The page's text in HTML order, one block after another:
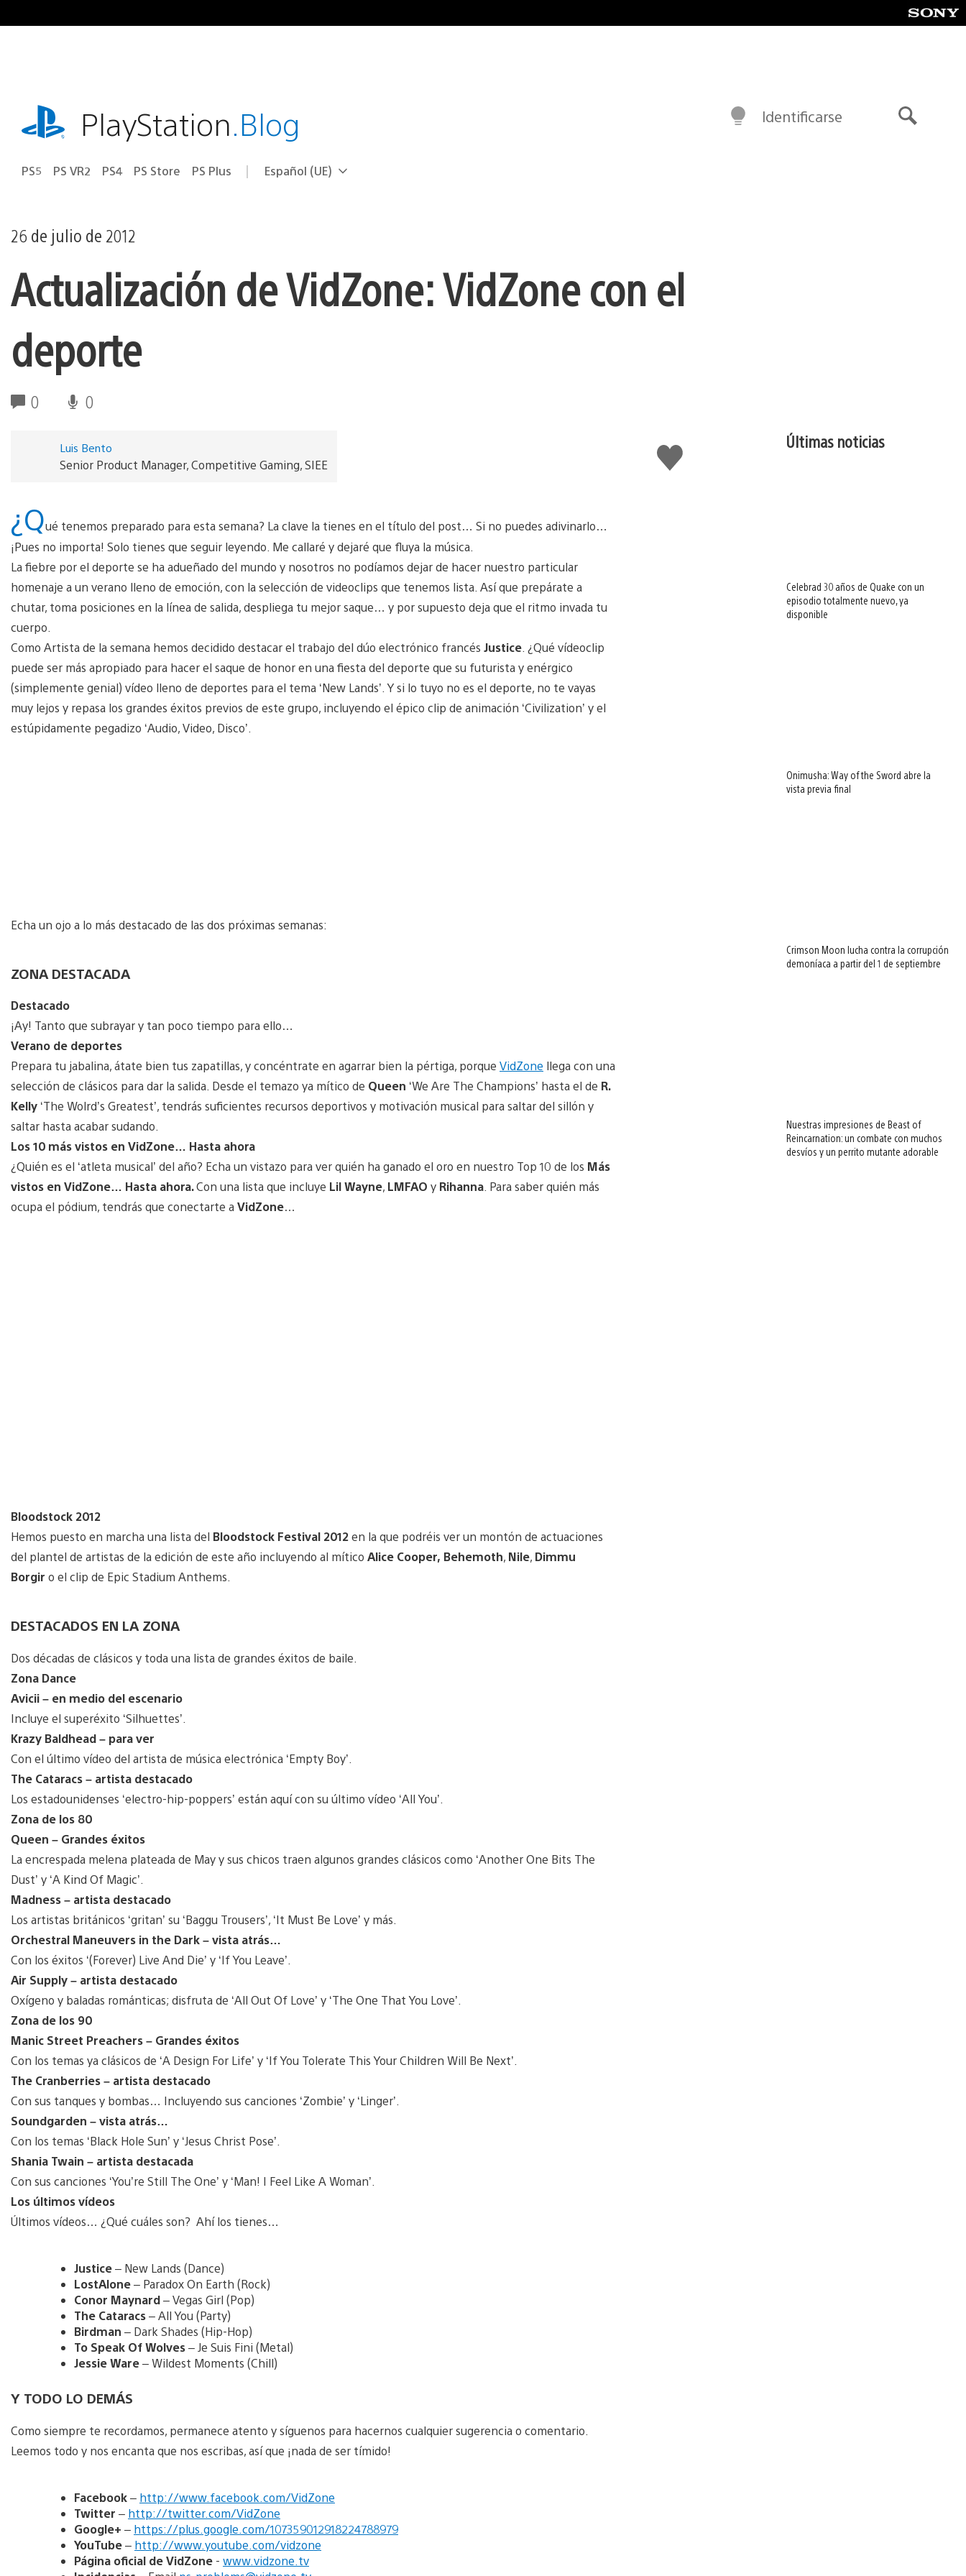
al
playstation.comPlayStation.Blog
PS5 PS VR2 PS4 PS Store PS Plus Selecciona
Región
Español (UE)
Identificarse
26 de julio de 2012
Actualización de VidZone: VidZone con el
deporte
0 0
Me
gusta
Luis Bento
Senior Product Manager, Competitive Gaming, SIEE
¿Qué tenemos preparado para esta semana? La clave la tienes en el título del post… Si no puedes adivinarlo…
¡Pues no importa! Solo tienes que seguir leyendo. Me callaré y dejaré que fluya la música.
La fiebre por el deporte se ha adueñado del mundo y nosotros no podíamos dejar de hacer nuestro particular
homenaje a un verano lleno de emoción, con la selección de videoclips que tenemos lista. Así que prepárate a
chutar, toma posiciones en la línea de salida, despliega tu mejor saque… y por supuesto deja que el ritmo invada tu
cuerpo.
Como Artista de la semana hemos decidido destacar el trabajo del dúo electrónico francés Justice . ¿Qué vídeoclip
puede ser más apropiado para hacer el saque de honor en una fiesta del deporte que su futurista y enérgico
(simplemente genial) vídeo lleno de deportes para el tema ‘New Lands’. Y si lo tuyo no es el deporte, no te vayas
muy lejos y repasa los grandes éxitos previos de este grupo, incluyendo el épico clip de animación ‘Civilization’ y el
estúpidamente pegadizo ‘Audio, Video, Disco’.
Echa un ojo a lo más destacado de las dos próximas semanas:
ZONA DESTACADA
Destacado
¡Ay! Tanto que subrayar y tan poco tiempo para ello…
Verano de deportes
Prepara tu jabalina, átate bien tus zapatillas, y concéntrate en agarrar bien la pértiga, porque VidZone llega con una
selección de clásicos para dar la salida. Desde el temazo ya mítico de Queen ‘We Are The Champions’ hasta el de R.
Kelly ‘The Wolrd’s Greatest’, tendrás suficientes recursos deportivos y motivación musical para saltar del sillón y
saltar hasta acabar sudando.
Los 10 más vistos en VidZone… Hasta ahora
¿Quién es el ‘atleta musical’ del año? Echa un vistazo para ver quién ha ganado el oro en nuestro Top 10 de los Más
vistos en VidZone… Hasta ahora.Con una lista que incluye Lil Wayne, LMFAO y Rihanna. Para saber quién más
ocupa el pódium, tendrás que conectarte aVidZone…
Bloodstock 2012
Hemos puesto en marcha una lista del Bloodstock Festival 2012en la que podréis ver un montón de actuaciones
del plantel de artistas de la edición de este año incluyendo al mítico Alice Cooper, Behemoth, Nile, Dimmu
Borgir o el clip de Epic Stadium Anthems.
DESTACADOS EN LA ZONA
Dos décadas de clásicos y toda una lista de grandes éxitos de baile.
Zona Dance
Avicii – en medio del escenario
Incluye el superéxito ‘Silhuettes’.
Krazy Baldhead – para ver
Con el último vídeo del artista de música electrónica ‘Empty Boy’.
The Cataracs – artista destacado
Los estadounidenses ‘electro-hip-poppers’ están aquí con su último vídeo ‘All You’.
Zona de los 80
Queen – Grandes éxitos
La encrespada melena plateada de May y sus chicos traen algunos grandes clásicos como ‘Another One Bits The
Dust’ y ‘A Kind Of Magic’.
Madness – artista destacado
Los artistas británicos ‘gritan’ su ‘Baggu Trousers’, ‘It Must Be Love’ y más.
Orchestral Maneuvers in the Dark – vista atrás…
Con los éxitos ‘(Forever) Live And Die’ y ‘If You Leave’.
Air Supply – artista destacado
Oxígeno y baladas románticas; disfruta de ‘All Out Of Love’ y ‘The One That You Love’.
Zona de los 90
Manic Street Preachers – Grandes éxitos
Con los temas ya clásicos de ‘A Design For Life’ y ‘If You Tolerate This Your Children Will Be Next’.
The Cranberries – artista destacado
Con sus tanques y bombas… Incluyendo sus canciones ‘Zombie’ y ‘Linger’.
Soundgarden – vista atrás…
Con los temas ‘Black Hole Sun’ y ‘Jesus Christ Pose’.
Shania Twain – artista destacada
Con sus canciones ‘You’re Still The One’ y ‘Man! I Feel Like A Woman’.
Los últimos vídeos
Últimos vídeos… ¿Qué cuáles son? Ahí los tienes…
Justice– New Lands (Dance)
LostAlone– Paradox On Earth (Rock)
Conor Maynard– Vegas Girl (Pop)
The Cataracs– All You (Party)
Birdman – Dark Shades (Hip-Hop)
To Speak Of Wolves– Je Suis Fini (Metal)
Jessie Ware– Wildest Moments (Chill)
Y TODO LO DEMÁS
Como siempre te recordamos, permanece atento y síguenos para hacernos cualquier sugerencia o comentario.
Leemos todo y nos encanta que nos escribas, así que ¡nada de ser tímido!
Facebook– http://www.facebook.com/VidZone
Twitter – http://twitter.com/VidZone
Google+ – https://plus.google.com/107359012918224788979
YouTube– http://www.youtube.com/vidzone
Página oficial de VidZone - www.vidzone.tv
Últimas noticias
Celebrad 30 años de Quake con un
episodio totalmente nuevo, ya
disponible
Onimusha: Way of the Sword abre la
vista previa final
Crimson Moon lucha contra la corrupción
demoníaca a partir del 1 de septiembre
Nuestras impresiones de Beast of
Reincarnation: un combate con muchos
desvíos y un perrito mutante adorable